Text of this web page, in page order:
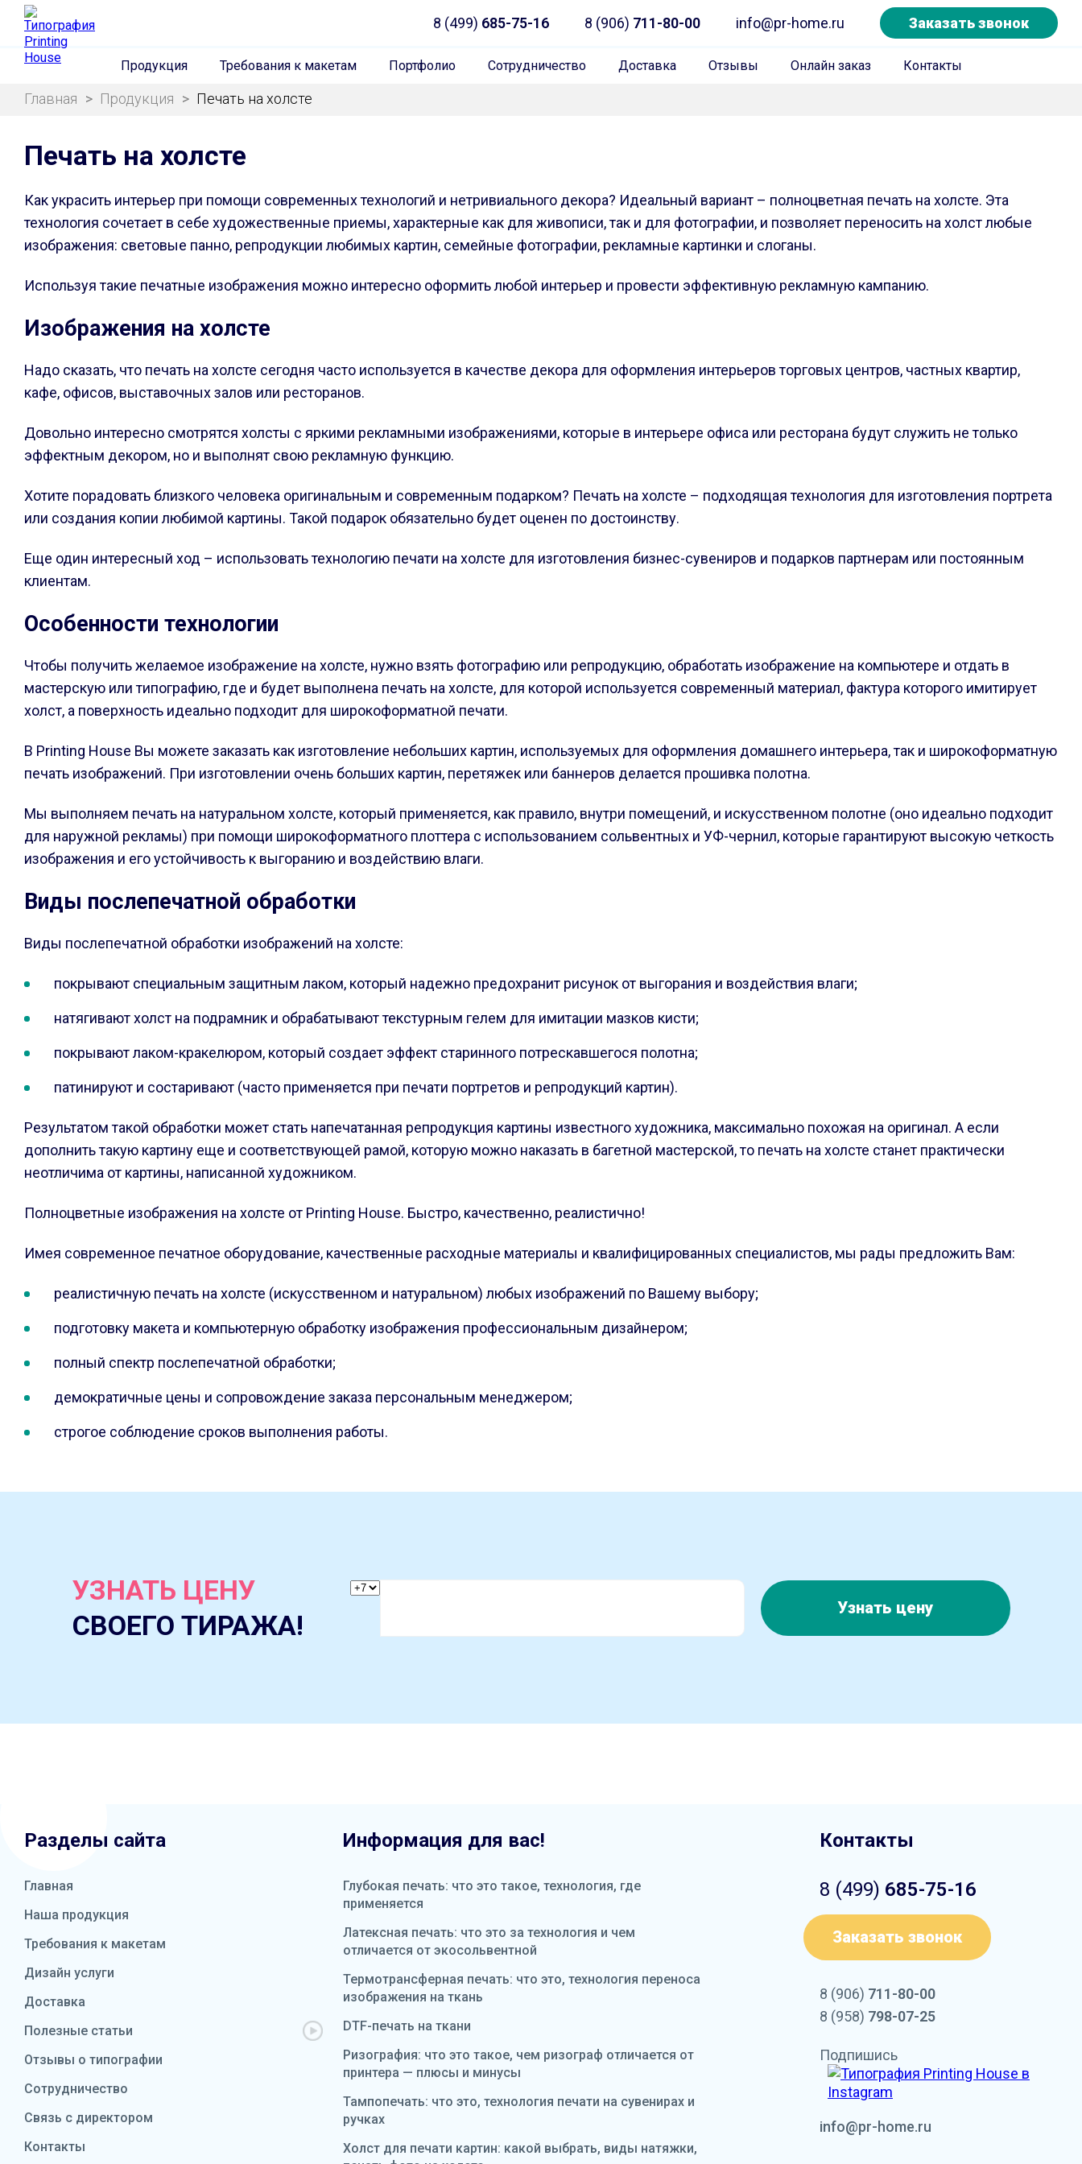
8 (499) 685-75-16 8 (906) 711-80-00 info@pr-home.ru Заказать звонок
Продукция Требования к макетам Портфолио Сотрудничество Доставка Отзывы Онлайн заказ Контакты
Главная > Продукция > Печать на холсте
Печать на холсте
Как украсить интерьер при помощи современных технологий и нетривиального декора? Идеальный вариант – полноцветная печать на холсте. Эта
технология сочетает в себе художественные приемы, характерные как для живописи, так и для фотографии, и позволяет переносить на холст любые
изображения: световые панно, репродукции любимых картин, семейные фотографии, рекламные картинки и слоганы.
Используя такие печатные изображения можно интересно оформить любой интерьер и провести эффективную рекламную кампанию.
Изображения на холсте
Надо сказать, что печать на холсте сегодня часто используется в качестве декора для оформления интерьеров торговых центров, частных квартир,
кафе, офисов, выставочных залов или ресторанов.
Довольно интересно смотрятся холсты с яркими рекламными изображениями, которые в интерьере офиса или ресторана будут служить не только
эффектным декором, но и выполнят свою рекламную функцию.
Хотите порадовать близкого человека оригинальным и современным подарком? Печать на холсте – подходящая технология для изготовления портрета
или создания копии любимой картины. Такой подарок обязательно будет оценен по достоинству.
Еще один интересный ход – использовать технологию печати на холсте для изготовления бизнес-сувениров и подарков партнерам или постоянным
клиентам.
Особенности технологии
Чтобы получить желаемое изображение на холсте, нужно взять фотографию или репродукцию, обработать изображение на компьютере и отдать в
мастерскую или типографию, где и будет выполнена печать на холсте, для которой используется современный материал, фактура которого имитирует
холст, а поверхность идеально подходит для широкоформатной печати.
В Printing House Вы можете заказать как изготовление небольших картин, используемых для оформления домашнего интерьера, так и широкоформатную
печать изображений. При изготовлении очень больших картин, перетяжек или баннеров делается прошивка полотна.
Мы выполняем печать на натуральном холсте, который применяется, как правило, внутри помещений, и искусственном полотне (оно идеально подходит
для наружной рекламы) при помощи широкоформатного плоттера с использованием сольвентных и УФ-чернил, которые гарантируют высокую четкость
изображения и его устойчивость к выгоранию и воздействию влаги.
Виды послепечатной обработки
Виды послепечатной обработки изображений на холсте:
покрывают специальным защитным лаком, который надежно предохранит рисунок от выгорания и воздействия влаги;
натягивают холст на подрамник и обрабатывают текстурным гелем для имитации мазков кисти;
покрывают лаком-кракелюром, который создает эффект старинного потрескавшегося полотна;
патинируют и состаривают (часто применяется при печати портретов и репродукций картин).
Результатом такой обработки может стать напечатанная репродукция картины известного художника, максимально похожая на оригинал. А если
дополнить такую картину еще и соответствующей рамой, которую можно наказать в багетной мастерской, то печать на холсте станет практически
неотличима от картины, написанной художником.
Полноцветные изображения на холсте от Printing House. Быстро, качественно, реалистично!
Имея современное печатное оборудование, качественные расходные материалы и квалифицированных специалистов, мы рады предложить Вам:
реалистичную печать на холсте (искусственном и натуральном) любых изображений по Вашему выбору;
подготовку макета и компьютерную обработку изображения профессиональным дизайнером;
полный спектр послепечатной обработки;
демократичные цены и сопровождение заказа персональным менеджером;
строгое соблюдение сроков выполнения работы.
УЗНАТЬ ЦЕНУ
СВОЕГО ТИРАЖА!
Узнать цену
Разделы сайта
Главная
Наша продукция
Требования к макетам
Дизайн услуги
Доставка
Полезные статьи
Отзывы о типографии
Сотрудничество
Связь с директором
Контакты
Информация для вас!
Глубокая печать: что это такое, технология, где
применяется
Латексная печать: что это за технология и чем
отличается от экосольвентной
Термотрансферная печать: что это, технология переноса
изображения на ткань
DTF-печать на ткани
Ризография: что это такое, чем ризограф отличается от
принтера — плюсы и минусы
Тампопечать: что это, технология печати на сувенирах и
ручках
Холст для печати картин: какой выбрать, виды натяжки,
Контакты
8 (499) 685-75-16
Заказать звонок
8 (906) 711-80-00
8 (958) 798-07-25
Подпишись
info@pr-home.ru